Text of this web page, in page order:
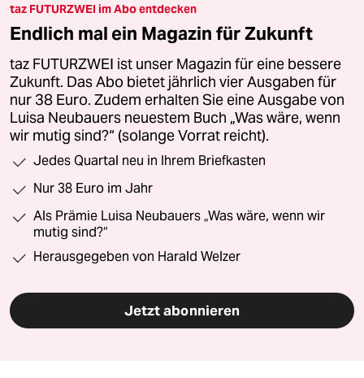
taz FUTURZWEI im Abo entdecken
Endlich mal ein Magazin für Zukunft
taz FUTURZWEI ist unser Magazin für eine bessere
Zukunft. Das Abo bietet jährlich vier Ausgaben für
nur 38 Euro. Zudem erhalten Sie eine Ausgabe von
Luisa Neubauers neuestem Buch „Was wäre, wenn
wir mutig sind?“ (solange Vorrat reicht).
Jedes Quartal neu in Ihrem Briefkasten
Nur 38 Euro im Jahr
Als Prämie Luisa Neubauers „Was wäre, wenn wir
mutig sind?“
Herausgegeben von Harald Welzer
Jetzt abonnieren